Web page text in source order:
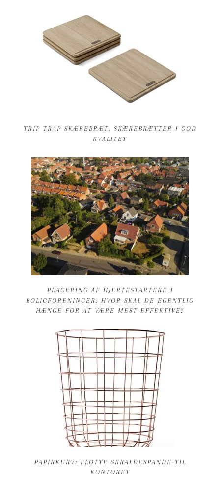
TRIP TRAP SKÆREBRÆT: SKÆREBRÆTTER I GOD
KVALITET
PLACERING AF HJERTESTARTERE I
BOLIGFORENINGER: HVOR SKAL DE EGENTLIG
HÆNGE FOR AT VÆRE MEST EFFEKTIVE?
PAPIRKURV: FLOTTE SKRALDESPANDE TIL
KONTORET